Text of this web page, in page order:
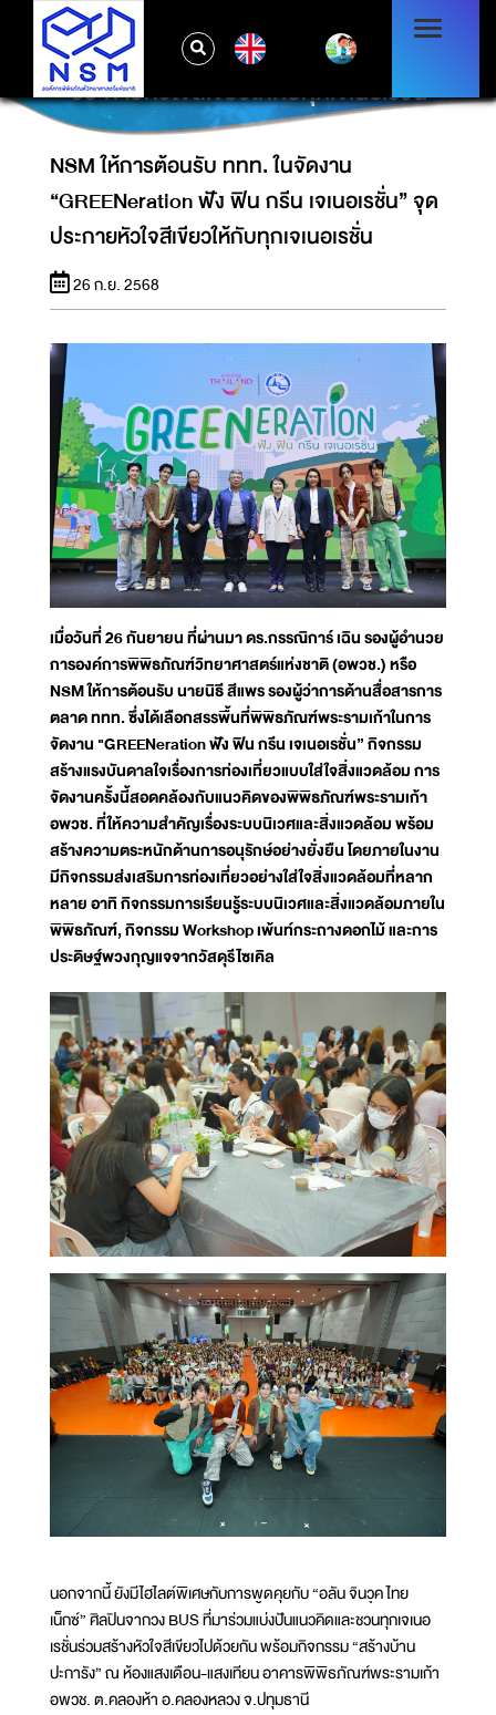
NSM ให้การต้อนรับ ททท. ในจัดงาน
“GREENERATION ฟัง ฟิน กรีน เจเนอเรชั่น” จุด
ประกายหัวใจสีเขียวให้กับทุกเจเนอเรชั่น
NSM ให้การต้อนรับ ททท. ในจัดงาน
“GREENeration ฟัง ฟิน กรีน เจเนอเรชั่น” จุด
ประกายหัวใจสีเขียวให้กับทุกเจเนอเรชั่น
26 ก.ย. 2568
เมื่อวันที่ 26 กันยายน ที่ผ่านมา ดร.กรรณิการ์ เฉิน รองผู้อำนวย
การองค์การพิพิธภัณฑ์วิทยาศาสตร์แห่งชาติ (อพวช.) หรือ
NSM ให้การต้อนรับ นายนิธี สีแพร รองผู้ว่าการด้านสื่อสารการ
ตลาด ททท. ซึ่งได้เลือกสรรพื้นที่พิพิธภัณฑ์พระรามเก้าในการ
จัดงาน "GREENeration ฟัง ฟิน กรีน เจเนอเรชั่น” กิจกรรม
สร้างแรงบันดาลใจเรื่องการท่องเที่ยวแบบใส่ใจสิ่งแวดล้อม การ
จัดงานครั้งนี้สอดคล้องกับแนวคิดของพิพิธภัณฑ์พระรามเก้า
อพวช. ที่ให้ความสำคัญเรื่องระบบนิเวศและสิ่งแวดล้อม พร้อม
สร้างความตระหนักด้านการอนุรักษ์อย่างยั่งยืน โดยภายในงาน
มีกิจกรรมส่งเสริมการท่องเที่ยวอย่างใส่ใจสิ่งแวดล้อมที่หลาก
หลาย อาทิ กิจกรรมการเรียนรู้ระบบนิเวศและสิ่งแวดล้อมภายใน
พิพิธภัณฑ์, กิจกรรม Workshop เพ้นท์กระถางดอกไม้ และการ
ประดิษฐ์พวงกุญแจจากวัสดุรีไซเคิล
นอกจากนี้ ยังมีไฮไลต์พิเศษกับการพูดคุยกับ “อลัน จินวุค ไทย
เน็กซ์” ศิลปินจากวง BUS ที่มาร่วมแบ่งปันแนวคิดและชวนทุกเจเนอ
เรชั่นร่วมสร้างหัวใจสีเขียวไปด้วยกัน พร้อมกิจกรรม “สร้างบ้าน
ปะการัง” ณ ห้องแสงเดือน-แสงเทียน อาคารพิพิธภัณฑ์พระรามเก้า
อพวช. ต.คลองห้า อ.คลองหลวง จ.ปทุมธานี